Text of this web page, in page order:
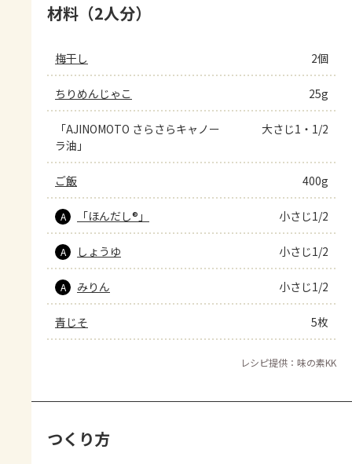
材料（2人分）
梅干し 2個
ちりめんじゃこ 25g
「AJINOMOTO さらさらキャノー
ラ油」
大さじ1・1/2
ご飯 400g
A 「ほんだし®」 小さじ1/2
A しょうゆ 小さじ1/2
A みりん 小さじ1/2
青じそ 5枚
レシピ提供：味の素KK
つくり方